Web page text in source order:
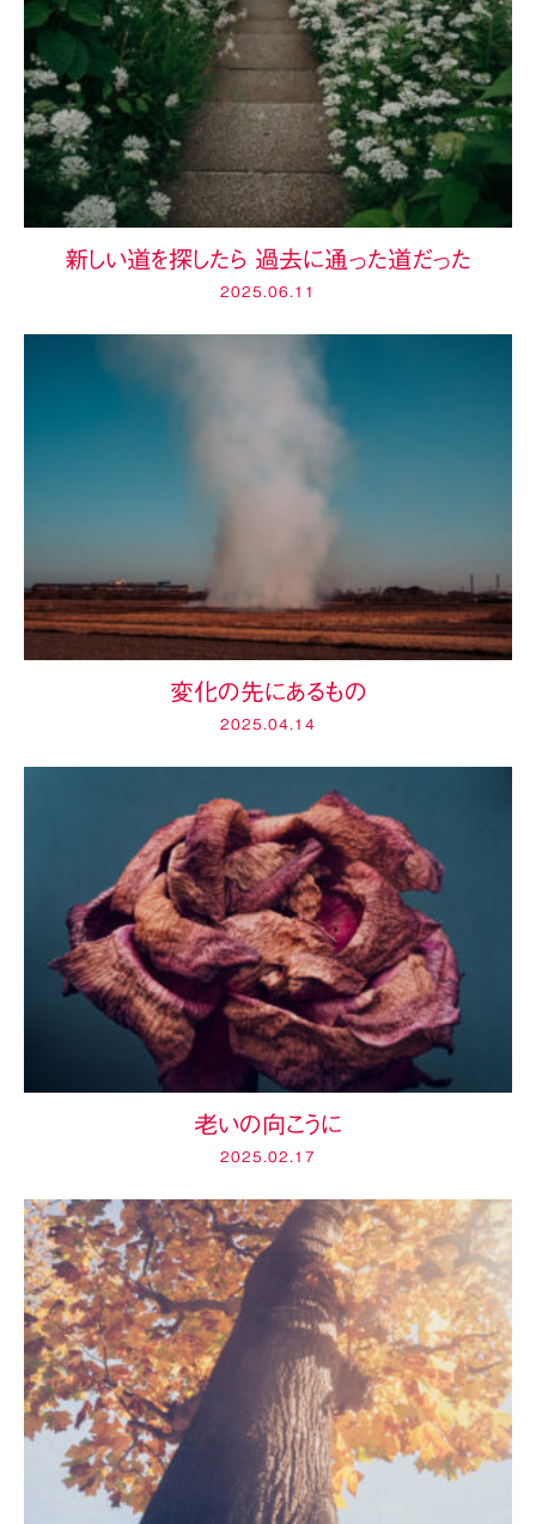
新しい道を探したら 過去に通った道だった
2025.06.11
変化の先にあるもの
2025.04.14
老いの向こうに
2025.02.17